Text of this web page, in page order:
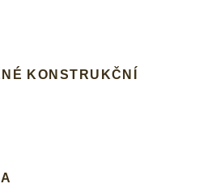
KONSTRUKČNÍ